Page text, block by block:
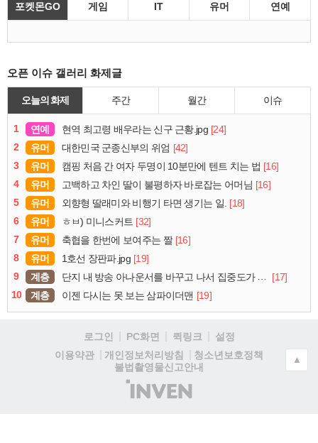
포켓몬GO 게임 IT 유머 연예
오픈 이슈 갤러리 화제글
오늘의 화제 주간 월간 이슈
1 연예 현역 최고령 배우라는 신구 근황.jpg [24]
2
유머 대한민국 군종신부의 위엄 [42]
3
유머 캠핑 처음 간 여자 두명이 10분만에 텐트 치는 법 [16]
4
유머 고백하고 차인 딸이 불평하자 바로잡는 어머님 [16]
5
유머 외향형 딸래미와 비행기 타면 생기는 일. [18]
6
유머 ㅎㅂ) 미니스커트 [32]
7
유머 축협을 한번에 보여주는 짤 [16]
8
유머 1호선 장판파.jpg [19]
9
계층 단지 내 방송 아나운서를 바꾸고 나서 집중도가 확 올라갔다는 한 아파트의 안내방송
[17]
10
계층 이젠 다시는 못 보는 삼파이더맨 [19]
로그인 PC화면 퀵링크
설정
이용약관
개인정보처리방침
청소년보호정책
불법촬영물신고안내
(주)
인
▲